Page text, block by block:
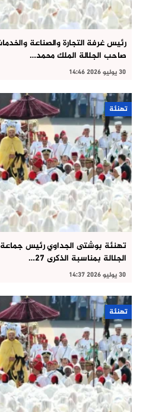
رئيس غرفة التجارة والصناعة
صاحب الجلالة الملك محمد…
30 يوليو 2026 14:46
تهنئة
تهنئة بوشتى الجداوي رئيس
الجلالة بمناسبة الذكرى 27…
30 يوليو 2026 14:37
تهنئة